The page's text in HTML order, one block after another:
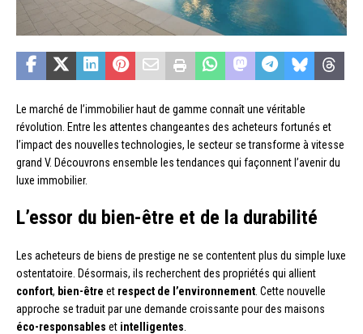
Le marché de l’immobilier haut de gamme connaît une véritable
révolution. Entre les attentes changeantes des acheteurs fortunés et
l’impact des nouvelles technologies, le secteur se transforme à vitesse
grand V. Découvrons ensemble les tendances qui façonnent l’avenir du
luxe immobilier.
L’essor du bien-être et de la durabilité
Les acheteurs de biens de prestige ne se contentent plus du simple luxe
ostentatoire. Désormais, ils recherchent des propriétés qui allient
confort, bien-être et respect de l’environnement . Cette nouvelle
approche se traduit par une demande croissante pour des maisons
éco-responsables et intelligentes